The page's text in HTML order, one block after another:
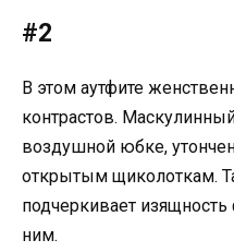
#2
В этом аутфите
контрастов.
воздушной юбке,
открытым щиколоткам.
подчеркивает
ним.